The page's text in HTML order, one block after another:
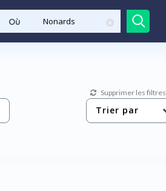
Où
Supprimer les filtres
Trier par